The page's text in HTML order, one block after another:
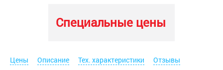
Специальные цены
Цены Описание Тех. характеристики
Отзывы